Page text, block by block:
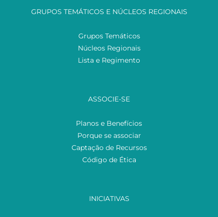
GRUPOS TEMÁTICOS E NÚCLEOS REGIONAIS
Grupos Temáticos
Núcleos Regionais
Lista e Regimento
ASSOCIE-SE
Planos e Benefícios
Porque se associar
Captação de Recursos
Código de Ética
INICIATIVAS